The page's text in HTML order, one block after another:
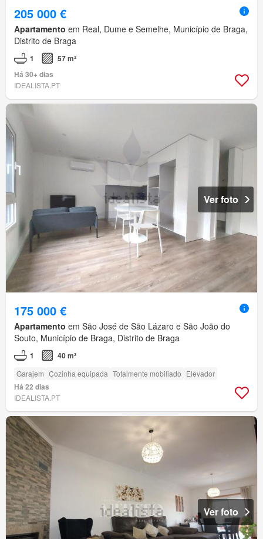
205 000 €
Apartamento em Real, Dume e Semelhe, Município de Braga,
Distrito de Braga
1
57 m²
Há 30+ dias
IDEALISTA.PT
Ver foto
175 000 €
Apartamento em São José de São Lázaro e São João do
Souto, Município de Braga, Distrito de Braga
1 40 m²
Garajem Cozinha equipada Totalmente mobiliado Elevador
Há 22 dias
IDEALISTA.PT
Ver foto